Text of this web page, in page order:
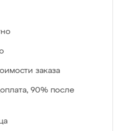
заказа
90% после